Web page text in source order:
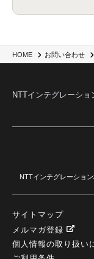
HOME お問い合わせ
NTTインテグレーショ
NTTインテグレーショ
サイトマップ
メルマガ登録
個人情報の取り扱い